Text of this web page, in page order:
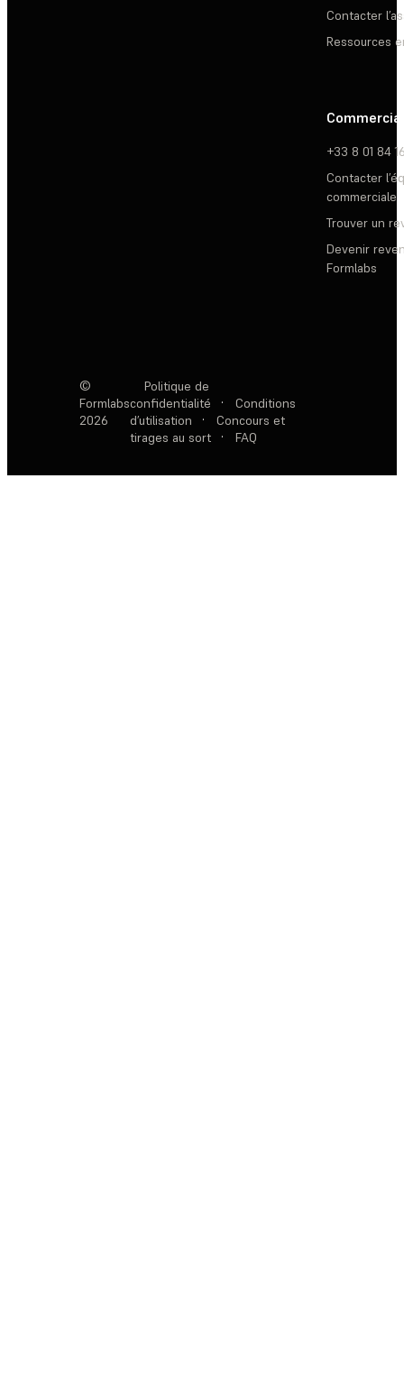
Contacter
Ressources
Commercial
+33 8 01 84
Contacter
commerciale
Trouver un
Devenir
Formlabs
©
Formlabs
2026
Politique de
confidentialité
·
Conditions
d’utilisation
·
Concours et
tirages au sort
· FAQ